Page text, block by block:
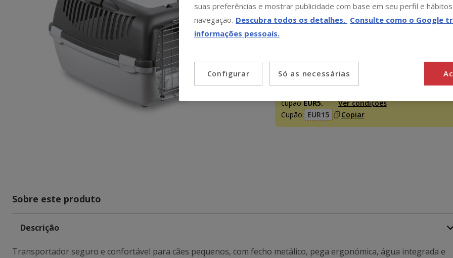
Promoção disponível
de descontoem compras +75€, com o cupão
cupãoEUR5.
Ver condições
Cupão: EUR15 Copiar
Sobre este produto
Descrição
Transportador seguro e confortável para cães pequenos, com fecho metálico, pega ergonómica, água integrada e
suas preferências e mostrar publicidade com base em seu perfil e
navegação. Descubra todos os detalhes. Consulte como o Google
informações pessoais.
Só as necessárias
Configurar